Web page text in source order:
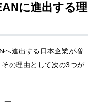
に進出する理
へ進出する日本企業が増
の理由として次の3つが